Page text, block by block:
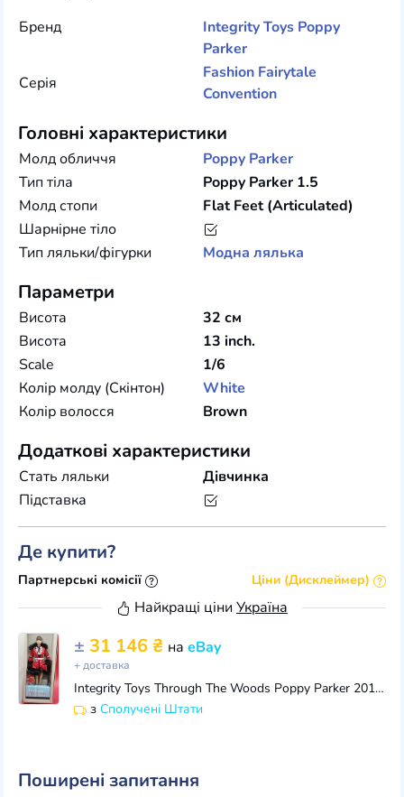
Бренд
Integrity Toys Poppy
Parker
Серія
Fashion Fairytale
Convention
Головні характеристики
Молд обличчя
Poppy Parker
Тип тіла
Poppy Parker 1.5
Молд стопи
Flat Feet (Articulated)
Шарнірне тіло
Тип ляльки/фігурки
Модна лялька
Параметри
Висота
32 см
Висота
13 inch.
Scale
1/6
Колір молду (Скінтон)
White
Колір волосся
Brown
Додаткові характеристики
Стать ляльки
Дівчинка
Підставка
Де купити?
Партнерські комісії Ціни (Дисклеймер)
Найкращі ціни Україна
± 31 146 ₴ на eBay
+ доставка
Integrity Toys Through The Woods Poppy Parker 2017 Fashion Fairytale #PP126 NRFB
з Сполучені Штати
Поширені запитання